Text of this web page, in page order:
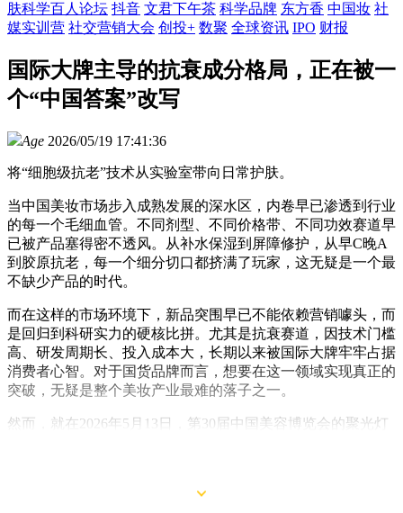
肤科学百人论坛 抖音 文君下午茶 科学品牌 东方香 中国妆 社
媒实训营 社交营销大会 创投+ 数聚 全球资讯 IPO 财报
国际大牌主导的抗衰成分格局，正在被一
个“中国答案”改写
Age 2026/05/19 17:41:36
将“细胞级抗老”技术从实验室带向日常护肤。
当中国美妆市场步入成熟发展的深水区，内卷早已渗透到行业
的每一个毛细血管。不同剂型、不同价格带、不同功效赛道早
已被产品塞得密不透风。从补水保湿到屏障修护，从早C晚A
到胶原抗老，每一个细分切口都挤满了玩家，这无疑是一个最
不缺少产品的时代。
而在这样的市场环境下，新品突围早已不能依赖营销噱头，而
是回归到科研实力的硬核比拼。尤其是抗衰赛道，因技术门槛
高、研发周期长、投入成本大，长期以来被国际大牌牢牢占据
消费者心智。对于国货品牌而言，想要在这一领域实现真正的
突破，无疑是整个美妆产业最难的落子之一。
然而，就在2026年5月13日，第30届中国美容博览会的聚光灯